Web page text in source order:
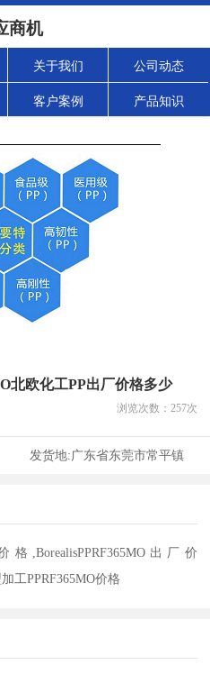
商机
关于我们 公司动态
客户案例 产品知识
北欧化工PP出厂价格多少
浏览次数： 257次
发货地:广东省东莞市常平镇
,BorealisPPRF365MO出厂价
工PPRF365MO价格